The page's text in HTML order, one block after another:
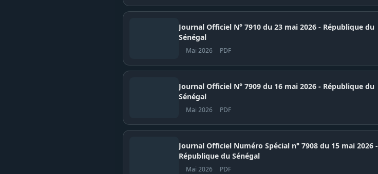
Journal Officiel N° 7910 du 23 mai 2026 - République du
Sénégal
Mai 2026 PDF
Journal Officiel N° 7909 du 16 mai 2026 - République du
Sénégal
Mai 2026 PDF
Journal Officiel Numéro Spécial n° 7908 du 15 mai 2026 -
République du Sénégal
Mai 2026 PDF